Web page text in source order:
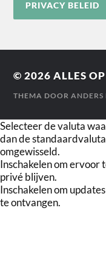
PRIVACY BELEID
© 2026ALLES
THEMA DOORANDERS
Selecteer de valuta
dan de
omgewisseld.
Inschakelen om ervoor
privé blijven.
Inschakelen om
te ontvangen.